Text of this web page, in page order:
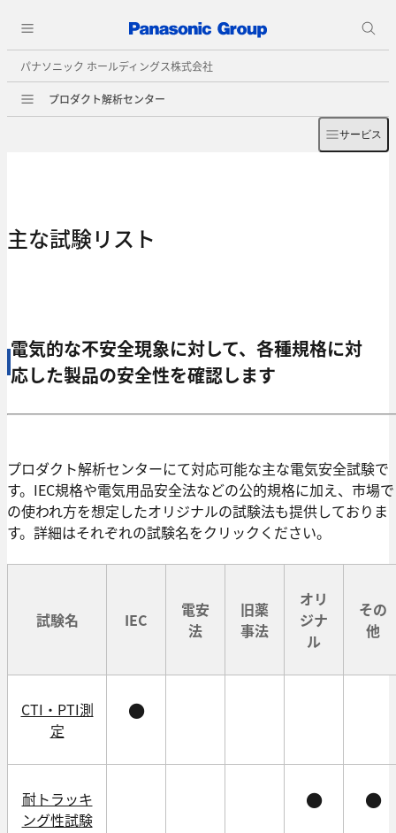
パナソニック ホールディングス株式会社
プロダクト解析センター
サービス
主な試験リスト
電気的な不安全現象に対して、各種規格に対
応した製品の安全性を確認します
プロダクト解析センターにて対応可能な主な電気安全試験で
す。IEC規格や電気用品安全法などの公的規格に加え、市場で
の使われ方を想定したオリジナルの試験法も提供しておりま
す。詳細はそれぞれの試験名をクリックください。
試験名 IEC
電安
法
旧薬
事法
オリ
ジナ
ル
その
他
CTI・PTI測
定
●
耐トラッキ
ング性試験
● ●